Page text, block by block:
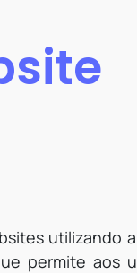
utilizando
permite aos